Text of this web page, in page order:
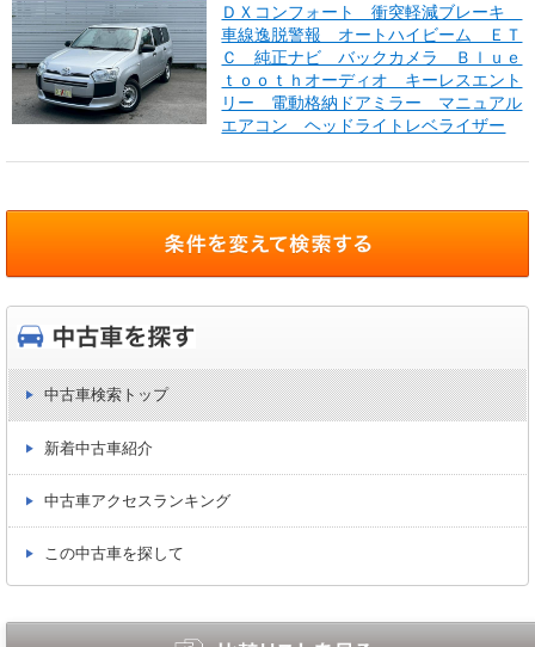
ＤＸコンフォート 衝突軽減ブレーキ
車線逸脱警報 オートハイビーム ＥＴ
Ｃ 純正ナビ バックカメラ Ｂｌｕｅ
ｔｏｏｔｈオーディオ キーレスエント
リー 電動格納ドアミラー マニュアル
エアコン ヘッドライトレベライザー
中古車検索トップ
新着中古車紹介
中古車アクセスランキング
この中古車を探して